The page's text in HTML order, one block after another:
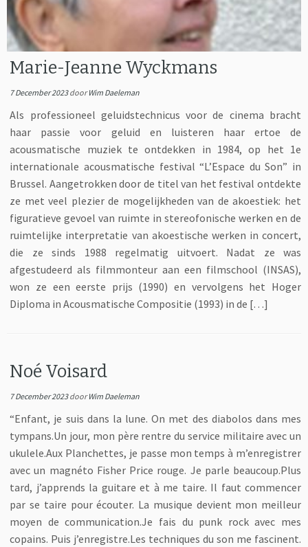
Marie-Jeanne Wyckmans
7 December 2023doorWim Daeleman
Als professioneel geluidstechnicus voor de cinema bracht
haar passie voor geluid en luisteren haar ertoe de
acousmatische muziek te ontdekken in 1984, op het 1e
internationale acousmatische festival “L’Espace du Son” in
Brussel. Aangetrokken door de titel van het festival ontdekte
ze met veel plezier de mogelijkheden van de akoestiek: het
figuratieve gevoel van ruimte in stereofonische werken en de
ruimtelijke interpretatie van akoestische werken in concert,
die ze sinds 1988 regelmatig uitvoert. Nadat ze was
afgestudeerd als filmmonteur aan een filmschool (INSAS),
won ze een eerste prijs (1990) en vervolgens het Hoger
Diploma in Acousmatische Compositie (1993) in de […]
Noé Voisard
7 December 2023doorWim Daeleman
“Enfant, je suis dans la lune. On met des diabolos dans mes
tympans.Un jour, mon père rentre du service militaire avec un
ukulele.Aux Planchettes, je passe mon temps à m’enregistrer
avec un magnéto Fisher Price rouge. Je parle beaucoup.Plus
tard, j’apprends la guitare et à me taire. Il faut commencer
par se taire pour écouter. La musique devient mon meilleur
moyen de communication.Je fais du punk rock avec mes
copains. Puis j’enregistre.Les techniques du son me fascinent.